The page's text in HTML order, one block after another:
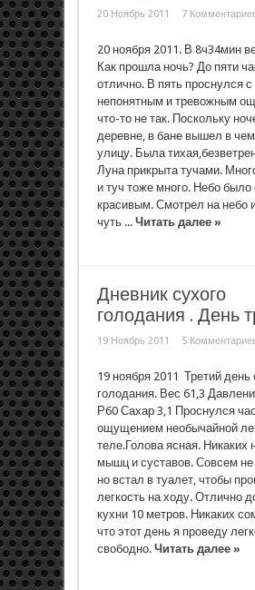
20 Ноябрь 2011 7
20 ноября 2011. В 8ч34мин
Как прошла ночь? До пяти
отлично. В пять проснулся с
непонятным и тревожным
что-то не так. Поскольку
деревне, в бане вышел в
улицу. Была
Луна прикрыта тучами.
и туч тоже много. Небо было
красивым. Смотрел на небо
чуть ... Читать далее »
Дневник сухого
голодания . День
19 Ноябрь 2011 5
19 ноября 2011 Третий день
голодания. Вес 61,3
Р60 Сахар 3,1 Проснулся
ощущением необычайной
теле.Голова ясная. Никаких
мышц и суставов. Совсем не
но встал в туалет, чтобы
легкость на ходу. Отлично
кухни 10 метров. Никаких
что этот день я проведу
свободно. Читать далее »